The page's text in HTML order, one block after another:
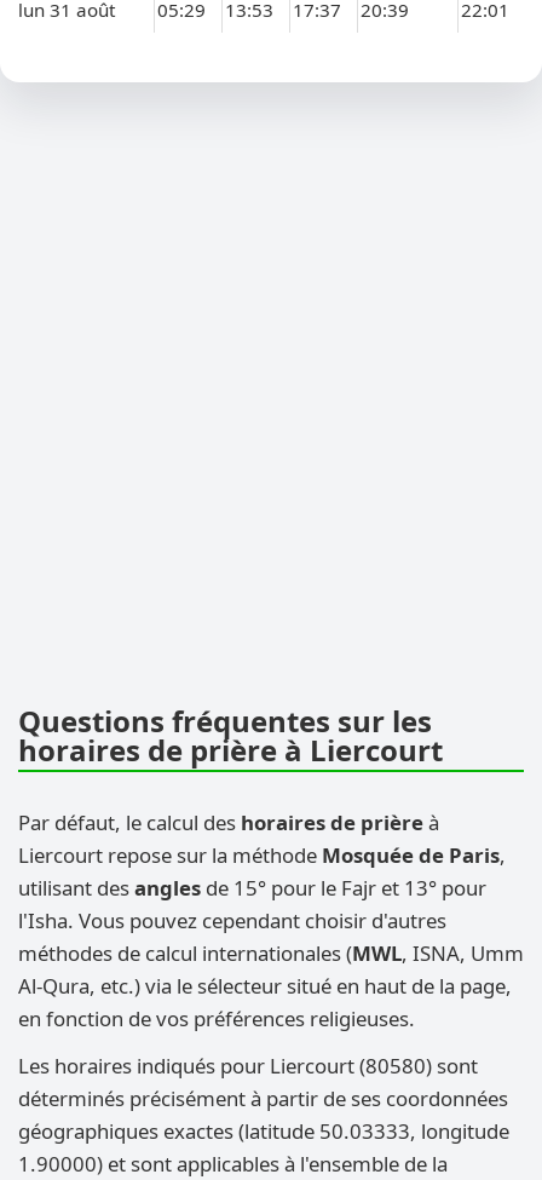
lun 31 août 05:29 13:53 17:37 20:39 22:01
Questions fréquentes sur les
horaires de prière à Liercourt
Par défaut, le calcul des horaires de prièreà
Liercourt repose sur la méthode Mosquée de Paris,
utilisant desangles de 15° pour le Fajr et 13° pour
l'Isha. Vous pouvez cependant choisir d'autres
méthodes de calcul internationales (MWL, ISNA, Umm
Al-Qura, etc.) via le sélecteur situé en haut de la page,
en fonction de vos préférences religieuses.
Les horaires indiqués pour Liercourt (80580) sont
déterminés précisément à partir de ses coordonnées
géographiques exactes (latitude 50.03333, longitude
1.90000) et sont applicables à l'ensemble de la